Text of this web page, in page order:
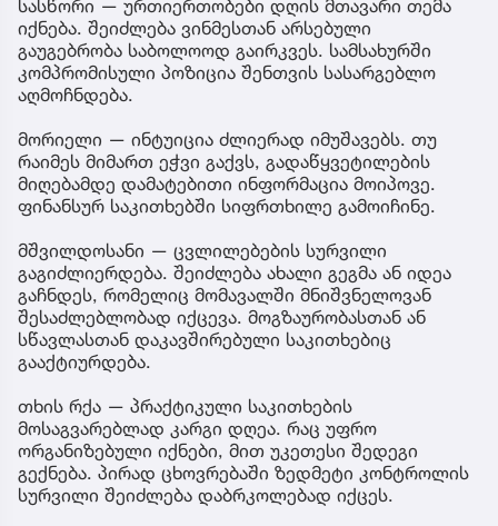
სასწორი — ურთიერთობები დღის მთავარი თემა
იქნება. შეიძლება ვინმესთან არსებული
გაუგებრობა საბოლოოდ გაირკვეს. სამსახურში
კომპრომისული პოზიცია შენთვის სასარგებლო
აღმოჩნდება.
მორიელი — ინტუიცია ძლიერად იმუშავებს. თუ
რაიმეს მიმართ ეჭვი გაქვს, გადაწყვეტილების
მიღებამდე დამატებითი ინფორმაცია მოიპოვე.
ფინანსურ საკითხებში სიფრთხილე გამოიჩინე.
მშვილდოსანი — ცვლილებების სურვილი
გაგიძლიერდება. შეიძლება ახალი გეგმა ან იდეა
გაჩნდეს, რომელიც მომავალში მნიშვნელოვან
შესაძლებლობად იქცევა. მოგზაურობასთან ან
სწავლასთან დაკავშირებული საკითხებიც
გააქტიურდება.
თხის რქა — პრაქტიკული საკითხების
მოსაგვარებლად კარგი დღეა. რაც უფრო
ორგანიზებული იქნები, მით უკეთესი შედეგი
გექნება. პირად ცხოვრებაში ზედმეტი კონტროლის
სურვილი შეიძლება დაბრკოლებად იქცეს.